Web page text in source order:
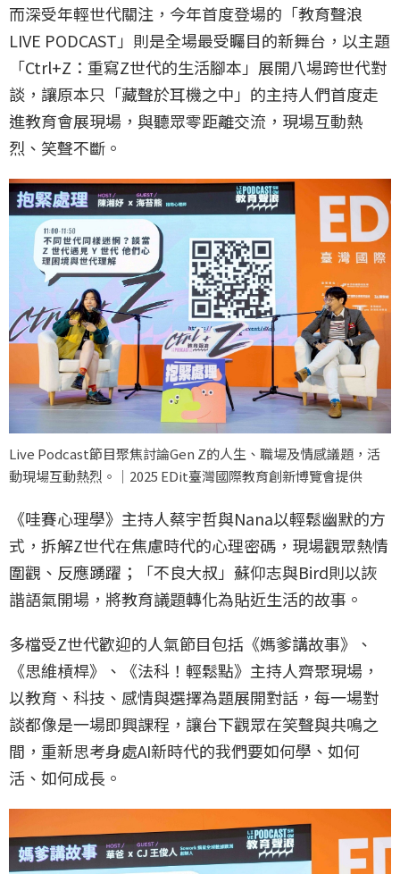
而深受年輕世代關注，今年首度登場的「教育聲浪
LIVE PODCAST」則是全場最受矚目的新舞台，以主題
「Ctrl+Z：重寫Z世代的生活腳本」展開八場跨世代對
談，讓原本只「藏聲於耳機之中」的主持人們首度走
進教育會展現場，與聽眾零距離交流，現場互動熱
烈、笑聲不斷。
Live Podcast節目聚焦討論Gen Z的人生、職場及情感議題，活
動現場互動熱烈。｜2025 EDit臺灣國際教育創新博覽會提供
《哇賽心理學》主持人蔡宇哲與Nana以輕鬆幽默的方
式，拆解Z世代在焦慮時代的心理密碼，現場觀眾熱情
圍觀、反應踴躍；「不良大叔」蘇仰志與Bird則以詼
諧語氣開場，將教育議題轉化為貼近生活的故事。
多檔受Z世代歡迎的人氣節目包括《媽爹講故事》、
《思維槓桿》、《法科！輕鬆點》主持人齊聚現場，
以教育、科技、感情與選擇為題展開對話，每一場對
談都像是一場即興課程，讓台下觀眾在笑聲與共鳴之
間，重新思考身處AI新時代的我們要如何學、如何
活、如何成長。